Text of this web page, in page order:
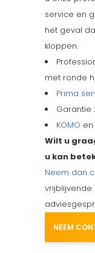
service en
het geval
kloppen.
met ronde
Prima
Garantie
KOMO en
Wilt u
u kan
Neem dan
NEEM